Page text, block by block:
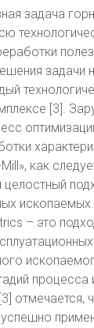
задача
задачи
[3].
как
целостный
– это
процесса
отмечается,